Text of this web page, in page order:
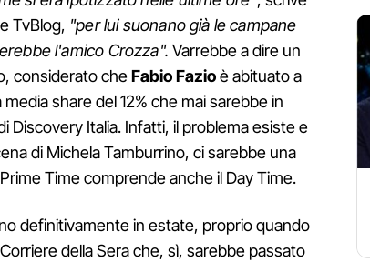
TvBlog, "per lui suonano già le campane
l'amico Crozza".Varrebbe a dire un
considerato cheFabioFazioè abituato a
share del 12% che mai sarebbe in
Discovery Italia. Infatti, il problema esiste e
di Michela Tamburrino, ci sarebbe una
Time comprende anche il Day Time.
definitivamente in estate, proprio quando
della Sera che, sì, sarebbe passato